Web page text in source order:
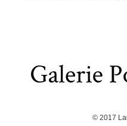
© 2017